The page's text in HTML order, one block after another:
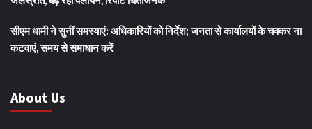
सीएम धामी ने सुनीं समस्याएं: अधिकारियों को निर्देश; जनता से कार्यालयों के चक्कर ना
कटवाएं, समय से समाधान करें
About Us